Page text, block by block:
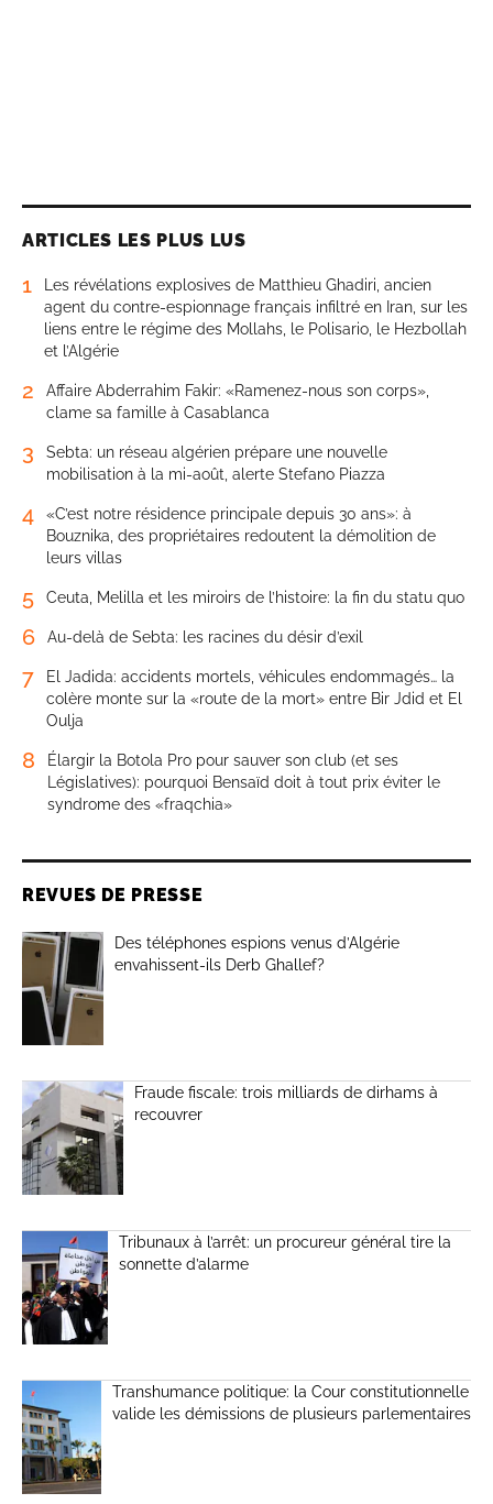
ARTICLES LES PLUS LUS
1
Les révélations explosives de Matthieu Ghadiri, ancien
agent du contre-espionnage français infiltré en Iran, sur les
liens entre le régime des Mollahs, le Polisario, le Hezbollah
et l’Algérie
2
Affaire Abderrahim Fakir: «Ramenez-nous son corps»,
clame sa famille à Casablanca
3
Sebta: un réseau algérien prépare une nouvelle
mobilisation à la mi-août, alerte Stefano Piazza
4
«C’est notre résidence principale depuis 30 ans»: à
Bouznika, des propriétaires redoutent la démolition de
leurs villas
5 Ceuta, Melilla et les miroirs de l’histoire: la fin du statu quo
6 Au-delà de Sebta: les racines du désir d’exil
7
El Jadida: accidents mortels, véhicules endommagés… la
colère monte sur la «route de la mort» entre Bir Jdid et El
Oulja
8
Élargir la Botola Pro pour sauver son club (et ses
Législatives): pourquoi Bensaïd doit à tout prix éviter le
syndrome des «fraqchia»
REVUES DE PRESSE
Des téléphones espions venus d’Algérie
envahissent-ils Derb Ghallef?
Fraude fiscale: trois milliards de dirhams à
recouvrer
Tribunaux à l’arrêt: un procureur général tire la
sonnette d’alarme
Transhumance politique: la Cour constitutionnelle
valide les démissions de plusieurs parlementaires